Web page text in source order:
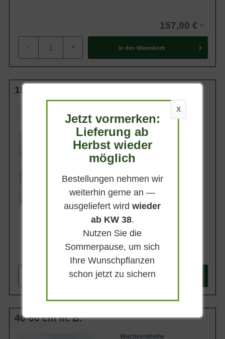
157,90 €
- + In den Warenkorb
150-175 cm C20
bis zu 3 m
Belaubung
Immergrün
Blatt- / Nadelfarbe
Olivgrün
Sonnig-halbschattig
Lieferbar
+ In den Warenkorb
40-60 cm m. B.
Wuchsendhöhe
X
Jetzt vormerken:
Lieferung ab
Herbst wieder
möglich
Bestellungen nehmen wir
weiterhin gerne an —
ausgeliefert wirdwieder
ab KW 38.
Nutzen Sie die
Sommerpause, um sich
Ihre Wunschpflanzen
schon jetzt zu sichern